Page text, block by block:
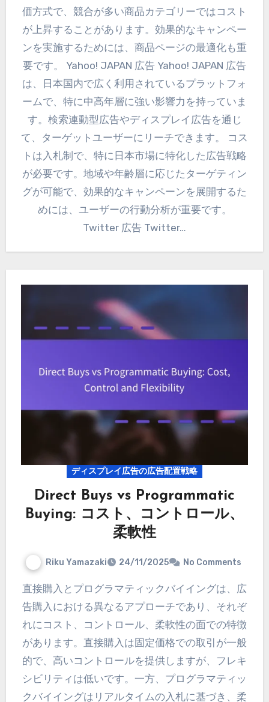
価方式で、競合が多い商品カテゴリーではコスト
が上昇することがあります。効果的なキャンペー
ンを実施するためには、商品ページの最適化も重
要です。 Yahoo! JAPAN 広告 Yahoo! JAPAN 広告
は、日本国内で広く利用されているプラットフォ
ームで、特に中高年層に強い影響力を持っていま
す。検索連動型広告やディスプレイ広告を通じ
て、ターゲットユーザーにリーチできます。 コス
トは入札制で、特に日本市場に特化した広告戦略
が必要です。地域や年齢層に応じたターゲティン
グが可能で、効果的なキャンペーンを展開するた
めには、ユーザーの行動分析が重要です。
Twitter 広告 Twitter…
ディスプレイ広告の広告配置戦略
Direct Buys vs Programmatic
Buying: コスト、コントロール、
柔軟性
Riku Yamazaki 24/11/2025 No Comments
直接購入とプログラマティックバイイングは、広
告購入における異なるアプローチであり、それぞ
れにコスト、コントロール、柔軟性の面での特徴
があります。直接購入は固定価格での取引が一般
的で、高いコントロールを提供しますが、フレキ
シビリティは低いです。一方、プログラマティッ
クバイイングはリアルタイムの入札に基づき、柔